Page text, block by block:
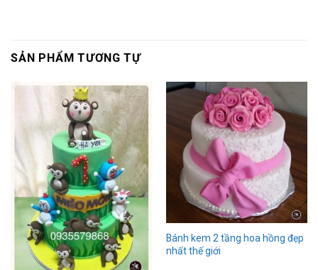
SẢN PHẨM TƯƠNG TỰ
Bánh kem 2 tầng hoa hồng đẹp
nhất thế giới